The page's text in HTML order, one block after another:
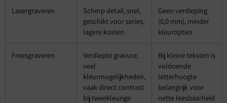
Lasergraveren
Scherp detail, snel,
geschikt voor series,
lagere kosten
Geen verdieping
(0,0 mm), minder
kleuropties
Freesgraveren
Verdiepte gravure,
veel
kleurmogelijkheden,
vaak direct contrast
bij tweekleurige
Bij kleine teksten is
voldoende
letterhoogte
belangrijk voor
nette leesbaarheid